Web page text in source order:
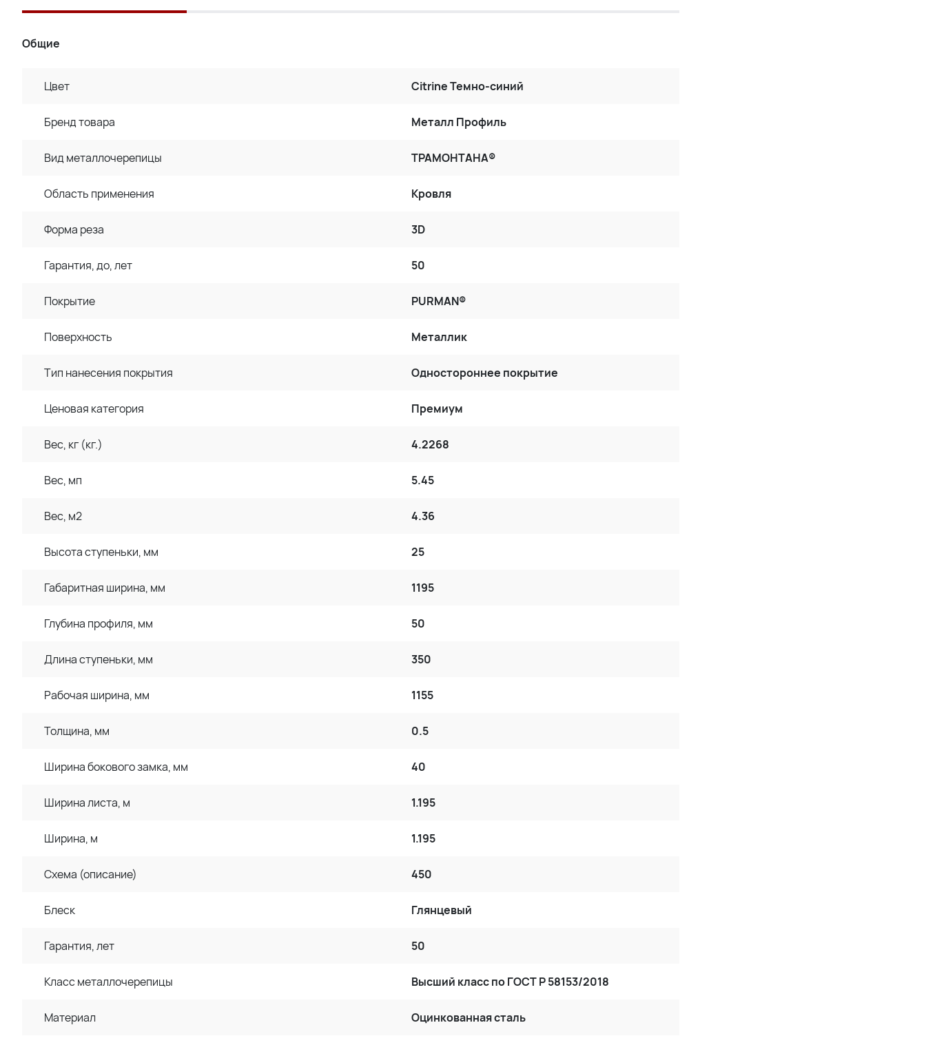
Общие
Цвет Citrine Темно-синий
Бренд товара Металл Профиль
Вид металлочерепицы ТРАМОНТАНА®
Область применения Кровля
Форма реза 3D
Гарантия, до, лет 50
Покрытие PURMAN®
Поверхность Металлик
Тип нанесения покрытия Одностороннее покрытие
Ценовая категория Премиум
Вес, кг (кг.) 4.2268
Вес, мп 5.45
Вес, м2 4.36
Высота ступеньки, мм 25
Габаритная ширина, мм 1195
Глубина профиля, мм 50
Длина ступеньки, мм 350
Рабочая ширина, мм 1155
Толщина, мм 0.5
Ширина бокового замка, мм 40
Ширина листа, м 1.195
Ширина, м 1.195
Схема (описание) 450
Блеск Глянцевый
Гарантия, лет 50
Класс металлочерепицы Высший класс по ГОСТ P 58153/2018
Материал Оцинкованная сталь